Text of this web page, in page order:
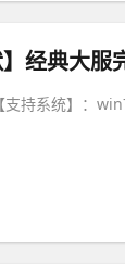
经典大服
支持系统】：